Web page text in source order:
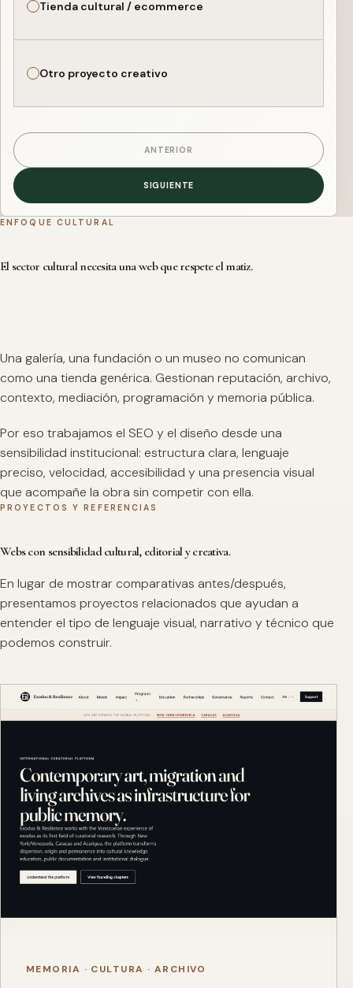
Tienda cultural / ecommerce
Otro proyecto creativo
ANTERIOR
SIGUIENTE
ENFOQUE CULTURAL
El sector cultural necesita una web que respete el matiz.
Una galería, una fundación o un museo no comunican
como una tienda genérica. Gestionan reputación, archivo,
contexto, mediación, programación y memoria pública.
Por eso trabajamos el SEO y el diseño desde una
sensibilidad institucional: estructura clara, lenguaje
preciso, velocidad, accesibilidad y una presencia visual
que acompañe la obra sin competir con ella.
PROYECTOS Y REFERENCIAS
Webs con sensibilidad cultural, editorial y creativa.
En lugar de mostrar comparativas antes/después,
presentamos proyectos relacionados que ayudan a
entender el tipo de lenguaje visual, narrativo y técnico que
podemos construir.
MEMORIA · CULTURA · ARCHIVO